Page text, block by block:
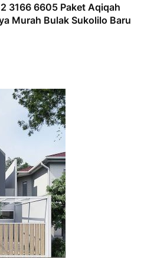
3166 6605 Paket Aqiqah
Murah Bulak Sukolilo Baru